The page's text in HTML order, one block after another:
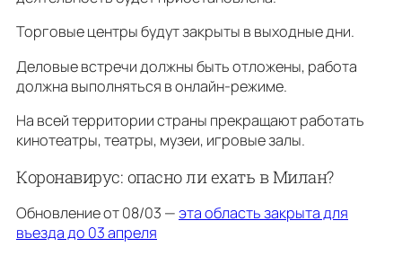
Торговые центры будут закрыты в выходные дни.
Деловые встречи должны быть отложены, работа
должна выполняться в онлайн-режиме.
На всей территории страны прекращают работать
кинотеатры, театры, музеи, игровые залы.
Коронавирус: опасно ли ехать в Милан?
Обновление от 08/03 —эта область закрыта для
въезда до 03 апреля